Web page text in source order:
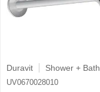
Duravit Shower + Bath
UV0670028010